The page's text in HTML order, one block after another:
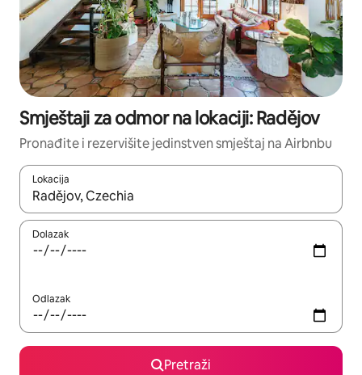
Smještaji za odmor na lokaciji: Radějov
Pronađite i rezervišite jedinstven smještaj na Airbnbu
Lokacija
Kad rezultati budu dostupni, krećite se gore i dolje pomoću
Dolazak
Odlazak
Pretraži